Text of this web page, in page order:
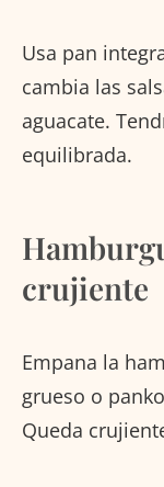
Usa pan
cambia las
aguacate.
equilibrada.
crujiente
Empana la
grueso o
Queda